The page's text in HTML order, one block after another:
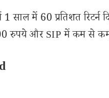
में 60 प्रतिशत रिटर्न
रुपये और SIP में कम से